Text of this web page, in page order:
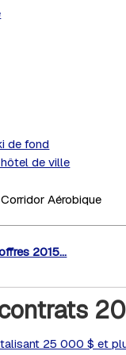
de fond
de ville
Aérobique
2015...
25 000 $ et